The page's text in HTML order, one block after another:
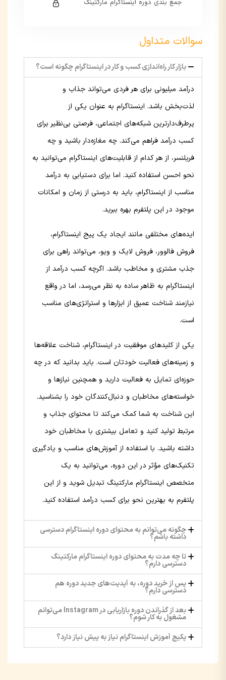
این بخش خصوصی می باشد. برای دسترسی کامل
جمع بندی دوره اینستاگرام مارکتینگ
این بخش خصوصی می باشد. برای دسترسی کامل
به دروس این دوره باید این دوره را خریداری نمایید.
سوالات متداول
بازار کار راه‌اندازی کسب و کار در اینستاگرام چگونه است؟
درآمد میلیونی برای هر فردی می‌تواند جذاب و
لذت‌بخش باشد. اینستاگرام به عنوان یکی از
پرطرف‌دارترین شبکه‌های اجتماعی، فرصتی بی‌نظیر برای
کسب درآمد فراهم می‌کند. چه مغازه‌دار باشید و چه
فریلنسر، از هر کدام از قابلیت‌های اینستاگرام می‌توانید به
نحو احسن استفاده کنید. اما برای دستیابی به درآمد
مناسب از اینستاگرام، باید به درستی از زمان و امکانات
موجود در این پلتفرم بهره ببرید.
ایده‌های مختلفی مانند ایجاد یک پیج اینستاگرام،
فروش فالوور، فروش لایک و ویو، می‌تواند راهی برای
جذب مشتری و مخاطب باشد. اگرچه کسب درآمد از
اینستاگرام به ظاهر ساده به نظر می‌رسد، اما در واقع
نیازمند شناخت عمیق از ابزارها و استراتژی‌های مناسب
است.
یکی از کلیدهای موفقیت در اینستاگرام، شناخت علاقه‌ها
و زمینه‌های فعالیت خودتان است. باید بدانید که در چه
حوزه‌ای تمایل به فعالیت دارید و همچنین نیازها و
خواسته‌های مخاطبان و دنبال‌کنندگان خود را بشناسید.
این شناخت به شما کمک می‌کند تا محتوای جذاب و
مرتبط تولید کنید و تعامل بیشتری با مخاطبان خود
داشته باشید. با استفاده از آموزش‌های مناسب و یادگیری
تکنیک‌های مؤثر در این دوره، می‌توانید به یک
متخصص اینستاگرام مارکتینگ تبدیل شوید و از این
پلتفرم به بهترین نحو برای کسب درآمد استفاده کنید.
چگونه می‌توانم به محتوای دوره اینستاگرام دسترسی
داشته باشم؟
تا چه مدت به محتوای دوره اینستاگرام مارکتینگ
دسترسی دارم؟
پس از خرید دوره، به آپدیت‌های جدید دوره هم
دسترسی دارم؟
بعد از گذراندن دوره بازاریابی در Instagram می‌توانم
مشغول به کار شوم؟
پکیج آموزش اینستاگرام نیاز به پیش نیاز دارد؟